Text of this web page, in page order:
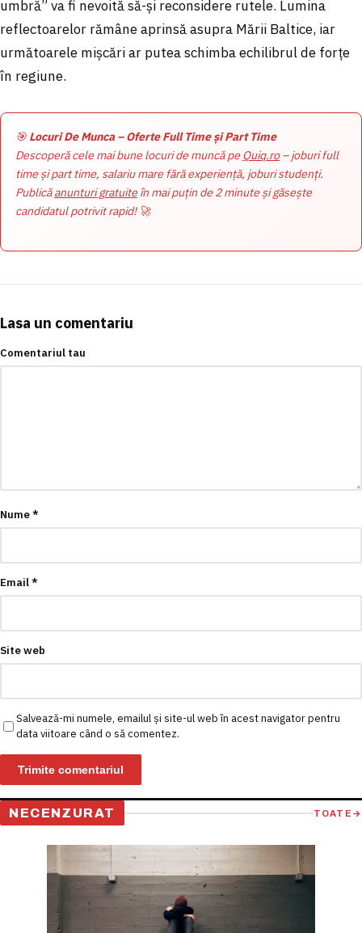
umbră” va fi nevoită să-și reconsidere rutele. Lumina
reflectoarelor rămâne aprinsă asupra Mării Baltice, iar
următoarele mișcări ar putea schimba echilibrul de forțe
în regiune.
🎯 Locuri De Munca – Oferte Full Time și Part Time
Descoperă cele mai bune locuri de muncă pe Quiq.ro– joburi full
time și part time, salariu mare fără experiență, joburi studenți.
Publicăanunturi gratuite în mai puțin de 2 minute și găsește
candidatul potrivit rapid! 🚀
Lasa un comentariu
Comentariul tau
Nume*
Email*
Site web
Salvează-mi numele, emailul și site-ul web în acest navigator pentru
data viitoare când o să comentez.
NECENZURAT TOATE →